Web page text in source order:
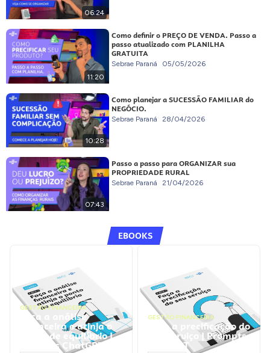
06:24
11:20
Como definir o PREÇO DE VENDA. Passo a
passo atualizado com PLANILHA
GRATUITA
Sebrae Paraná 05/05/2026
10:28
Como planejar a SUCESSÃO FAMILIAR do
NEGÓCIO.
Sebrae Paraná 28/04/2026
07:43
Passo a passo para ORGANIZAR sua
PROPRIEDADE RURAL
Sebrae Paraná 21/04/2026
EBOOKS
GESTÃO FINANCEIRA
Faça a análise
financeira e atinja o
ponto de equilíbrio |
Prompts ChatGPT
GESTÃO FINANCEIRA
Faça a precificação do
seu serviço | Prompts
ChatGPT